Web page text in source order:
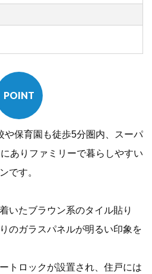
POINT
や保育園も徒歩5分圏内、スーパ
ありファミリーで暮らしやすい
です。
いたブラウン系のタイル貼り
のガラスパネルが明るい印象を
トロックが設置され、住戸には